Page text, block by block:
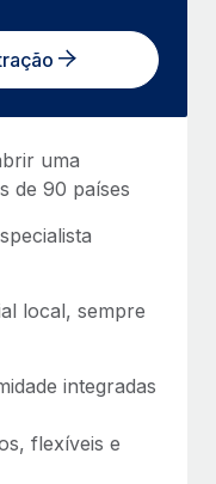
uma
de 90 países
local, sempre
integradas
flexíveis e